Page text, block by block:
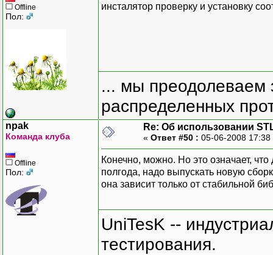
Offline
Пол:
инсталятор проверку и установку
... мы преодолеваем
распределенных
npak
Команда клуба
Offline
Пол:
Re: Об использовании
« Ответ #50 : 05-06-2008
Конечно, можно. Но это означает,
полгода, надо выпускать новую
она зависит только от стабильной
UniTesK --
тестирования.